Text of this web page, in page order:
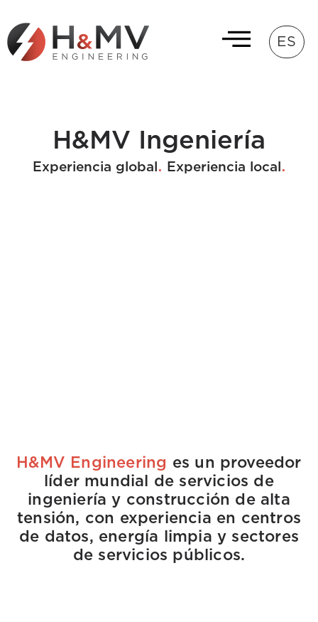
ES
H&MV Ingeniería
Experiencia global . Experiencia local .
H&MV Engineering es un proveedor
líder mundial de servicios de
ingeniería y construcción de alta
tensión, con experiencia en centros
de datos, energía limpia y sectores
de servicios públicos.